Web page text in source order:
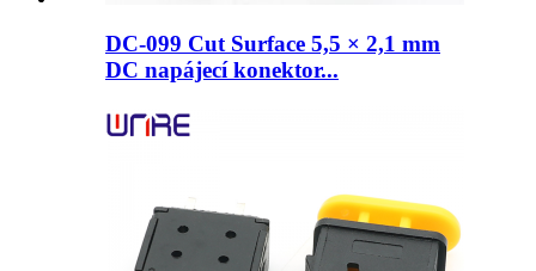
DC-099 Cut Surface 5,5 × 2,1 mm
DC napájecí konektor...